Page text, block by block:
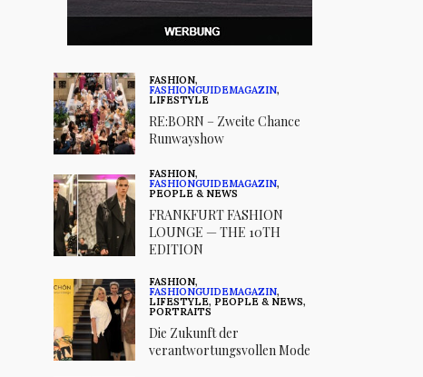
FASHION,
FASHIONGUIDEMAGAZIN,
LIFESTYLE
RE:BORN – Zweite Chance
Runwayshow
FASHION,
FASHIONGUIDEMAGAZIN,
PEOPLE & NEWS
FRANKFURT FASHION
LOUNGE — THE 10TH
EDITION
FASHION,
FASHIONGUIDEMAGAZIN,
LIFESTYLE, PEOPLE & NEWS,
PORTRAITS
Die Zukunft der
verantwortungsvollen Mode